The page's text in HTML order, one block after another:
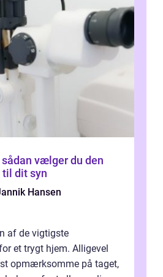
vælger du den
dit syn
Hansen
af de vigtigste
et trygt hjem. Alligevel
opmærksomme på taget,